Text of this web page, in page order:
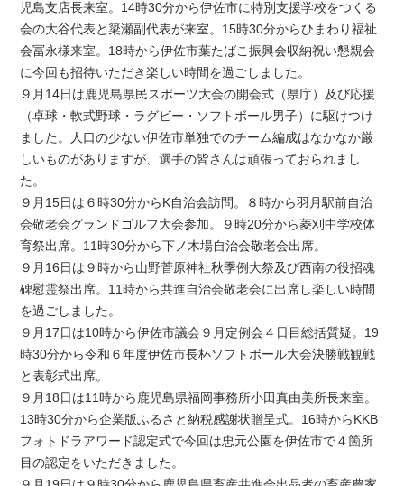
児島支店長来室。14時30分から伊佐市に特別支援学校をつくる
会の大谷代表と簗瀬副代表が来室。15時30分からひまわり福祉
会冨永様来室。18時から伊佐市葉たばこ振興会収納祝い懇親会
に今回も招待いただき楽しい時間を過ごしました。
９月14日は鹿児島県民スポーツ大会の開会式（県庁）及び応援
（卓球・軟式野球・ラグビー・ソフトボール男子）に駆けつけ
ました。人口の少ない伊佐市単独でのチーム編成はなかなか厳
しいものがありますが、選手の皆さんは頑張っておられまし
た。
９月15日は６時30分からK自治会訪問。８時から羽月駅前自治
会敬老会グランドゴルフ大会参加。９時20分から菱刈中学校体
育祭出席。11時30分から下ノ木場自治会敬老会出席。
９月16日は９時から山野菅原神社秋季例大祭及び西南の役招魂
碑慰霊祭出席。11時から共進自治会敬老会に出席し楽しい時間
を過ごしました。
９月17日は10時から伊佐市議会９月定例会４日目総括質疑。19
時30分から令和６年度伊佐市長杯ソフトボール大会決勝戦観戦
と表彰式出席。
９月18日は11時から鹿児島県福岡事務所小田真由美所長来室。
13時30分から企業版ふるさと納税感謝状贈呈式。16時からKKB
フォトドラアワード認定式で今回は忠元公園を伊佐市で４箇所
目の認定をいただきました。